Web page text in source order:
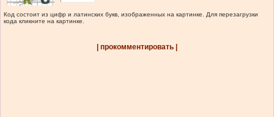
Код состоит из цифр и латинских букв, изображенных на картинке. Для перезагрузки
кода кликните на картинке.
| прокомментировать |